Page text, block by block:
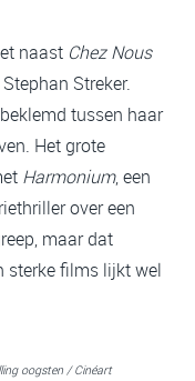
naast Chez Nous
Streker.
tussen haar
Het grote
Harmonium, een
over een
maar dat
sterke films lijkt wel
oogsten / Cinéart